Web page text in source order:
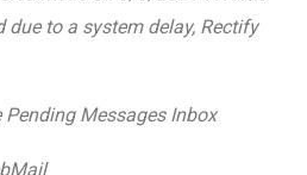
due to a system delay, Rectify
Pending Messages Inbox